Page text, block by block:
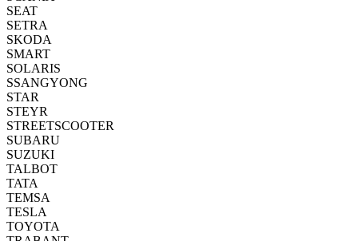
SEAT
SETRA
SKODA
SMART
SOLARIS
SSANGYONG
STAR
STEYR
STREETSCOOTER
SUBARU
SUZUKI
TALBOT
TATA
TEMSA
TESLA
TOYOTA